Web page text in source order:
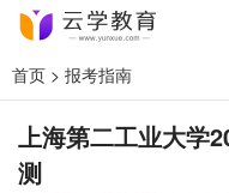
首页 > 报考指南
上海第二工业大学
测